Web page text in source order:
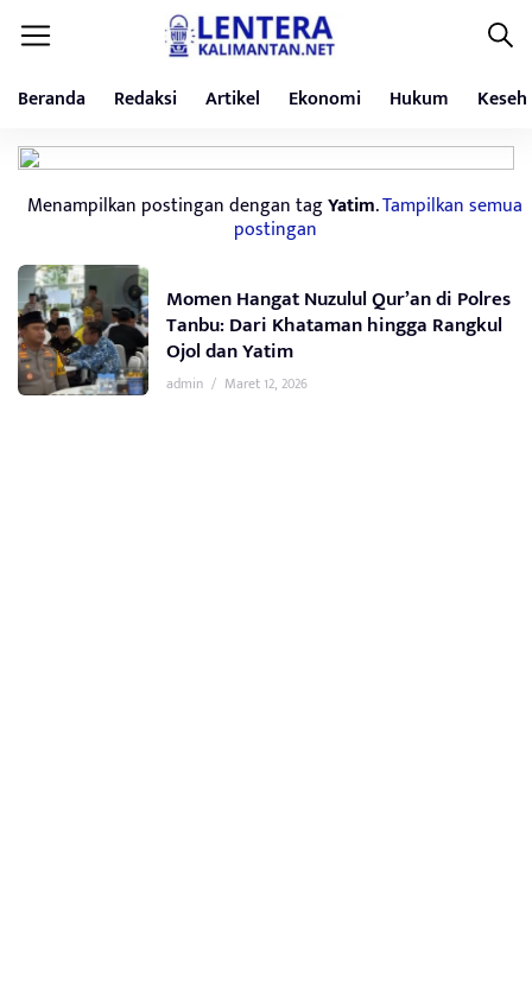
Beranda Redaksi Artikel Ekonomi Hukum
Menampilkan postingan dengan tagYatim.Tampilkan semua
postingan
Momen Hangat Nuzulul Qur’an di Polres
Tanbu: Dari Khataman hingga Rangkul
Ojol dan Yatim
admin / Maret 12, 2026